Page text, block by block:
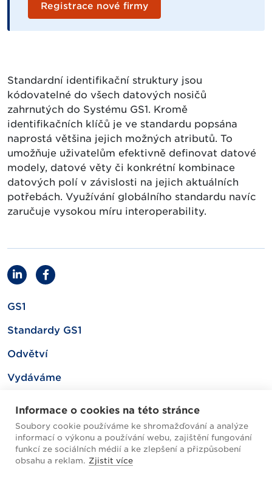
Registrace nové firmy
Standardní identifikační struktury jsou
kódovatelné do všech datových nosičů
zahrnutých do Systému GS1. Kromě
identifikačních klíčů je ve standardu popsána
naprostá většina jejich možných atributů. To
umožňuje uživatelům efektivně definovat datové
modely, datové věty či konkrétní kombinace
datových polí v závislosti na jejich aktuálních
potřebách. Využívání globálního standardu navíc
zaručuje vysokou míru interoperability.
GS1
Standardy GS1
Odvětví
Vydáváme
Mapa webu
Informace o cookies na této stránce
Soubory cookie používáme ke shromažďování a analýze
informací o výkonu a používání webu, zajištění fungování
funkcí ze sociálních médií a ke zlepšení a přizpůsobení
obsahu a reklam. Zjistit více